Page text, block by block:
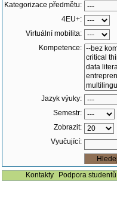
Kategorizace předmětu:
4EU+:
Virtuální mobilita:
Kompetence:
Jazyk výuky:
Semestr:
Zobrazit:
Vyučující:
Kontakty
Podpora